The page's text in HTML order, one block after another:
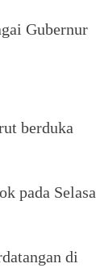
Gubernur
berduka
pada Selasa
di